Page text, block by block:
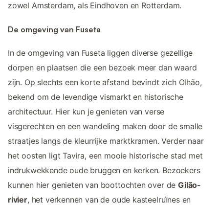
zowel Amsterdam, als Eindhoven en Rotterdam.
De omgeving van Fuseta
In de omgeving van Fuseta liggen diverse gezellige
dorpen en plaatsen die een bezoek meer dan waard
zijn. Op slechts een korte afstand bevindt zich Olhão,
bekend om de levendige vismarkt en historische
architectuur. Hier kun je genieten van verse
visgerechten en een wandeling maken door de smalle
straatjes langs de kleurrijke marktkramen. Verder naar
het oosten ligt Tavira, een mooie historische stad met
indrukwekkende oude bruggen en kerken. Bezoekers
kunnen hier genieten van boottochten over deGilão-
rivier, het verkennen van de oude kasteelruïnes en